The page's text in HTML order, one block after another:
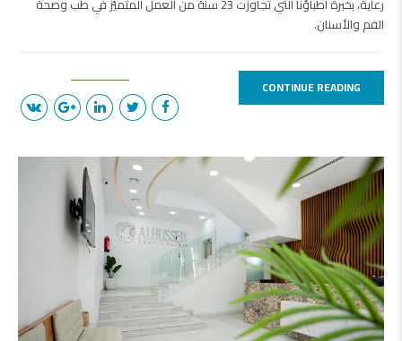
رعاية، بخبرة أطباؤنا التي تجاوزت 23 سنة من العمل المتميّز في طب وصحة
الفم والأسنان.
CONTINUE READING